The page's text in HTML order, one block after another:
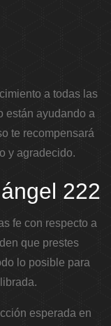
a todas las
están ayudando a
te recompensará
y agradecido.
222
fe con respecto a
que prestes
lo posible para
esperada en